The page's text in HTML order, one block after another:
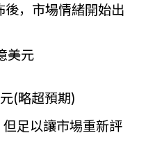
，市場情緒開始出
美元
(略超預期)
足以讓市場重新評